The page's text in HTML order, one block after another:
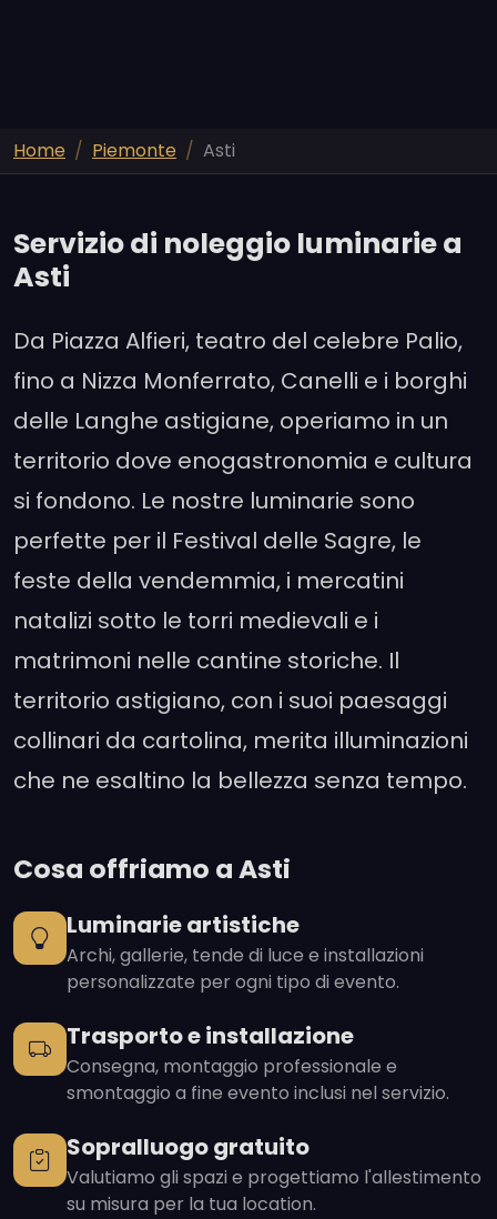
Home Piemonte Asti
Servizio di noleggio luminarie a
Asti
Da Piazza Alfieri, teatro del celebre Palio,
fino a Nizza Monferrato, Canelli e i borghi
delle Langhe astigiane, operiamo in un
territorio dove enogastronomia e cultura
si fondono. Le nostre luminarie sono
perfette per il Festival delle Sagre, le
feste della vendemmia, i mercatini
natalizi sotto le torri medievali e i
matrimoni nelle cantine storiche. Il
territorio astigiano, con i suoi paesaggi
collinari da cartolina, merita illuminazioni
che ne esaltino la bellezza senza tempo.
Cosa offriamo a Asti
Luminarie artistiche
Archi, gallerie, tende di luce e installazioni
personalizzate per ogni tipo di evento.
Trasporto e installazione
Consegna, montaggio professionale e
smontaggio a fine evento inclusi nel servizio.
Sopralluogo gratuito
Valutiamo gli spazi e progettiamo l'allestimento
su misura per la tua location.